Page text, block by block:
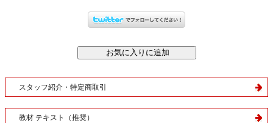
スタッフ紹介・特定商取引
教材 テキスト（推奨）